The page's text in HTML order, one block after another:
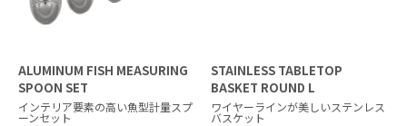
ALUMINUM FISH MEASURING
SPOON SET
インテリア要素の高い魚型計量スプ
ーンセット
STAINLESS TABLETOP
BASKET ROUND L
ワイヤーラインが美しいステンレス
バスケット